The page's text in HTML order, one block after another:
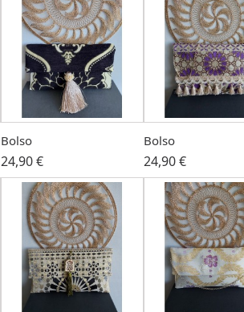
Bolso
24,90 €
Bolso
24,90 €